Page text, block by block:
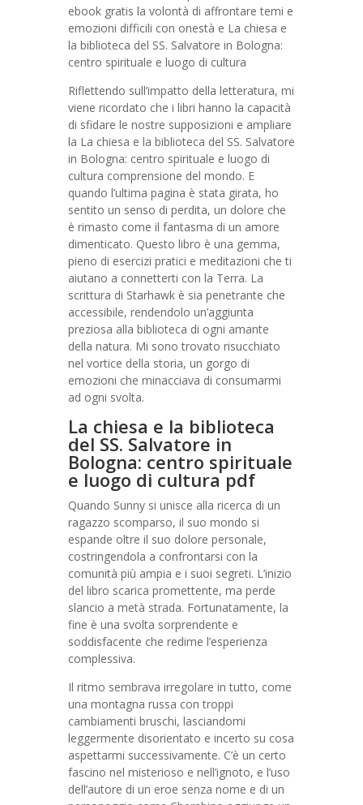
ebook gratis la volontà di affrontare temi e
emozioni difficili con onestà e La chiesa e
la biblioteca del SS. Salvatore in Bologna:
centro spirituale e luogo di cultura
Riflettendo sull’impatto della letteratura, mi
viene ricordato che i libri hanno la capacità
di sfidare le nostre supposizioni e ampliare
la La chiesa e la biblioteca del SS. Salvatore
in Bologna: centro spirituale e luogo di
cultura comprensione del mondo. E
quando l’ultima pagina è stata girata, ho
sentito un senso di perdita, un dolore che
è rimasto come il fantasma di un amore
dimenticato. Questo libro è una gemma,
pieno di esercizi pratici e meditazioni che ti
aiutano a connetterti con la Terra. La
scrittura di Starhawk è sia penetrante che
accessibile, rendendolo un’aggiunta
preziosa alla biblioteca di ogni amante
della natura. Mi sono trovato risucchiato
nel vortice della storia, un gorgo di
emozioni che minacciava di consumarmi
ad ogni svolta.
La chiesa e la biblioteca
del SS. Salvatore in
Bologna: centro spirituale
e luogo di cultura pdf
Quando Sunny si unisce alla ricerca di un
ragazzo scomparso, il suo mondo si
espande oltre il suo dolore personale,
costringendola a confrontarsi con la
comunità più ampia e i suoi segreti. L’inizio
del libro scarica promettente, ma perde
slancio a metà strada. Fortunatamente, la
fine è una svolta sorprendente e
soddisfacente che redime l’esperienza
complessiva.
Il ritmo sembrava irregolare in tutto, come
una montagna russa con troppi
cambiamenti bruschi, lasciandomi
leggermente disorientato e incerto su cosa
aspettarmi successivamente. C’è un certo
fascino nel misterioso e nell’ignoto, e l’uso
dell’autore di un eroe senza nome e di un